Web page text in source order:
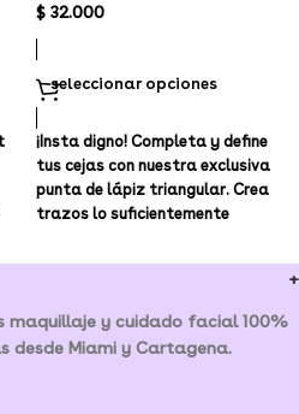
$ 32.000
seleccionar opciones
¡Insta digno! Completa y define
tus cejas con nuestra exclusiva
punta de lápiz triangular. Crea
trazos lo suficientemente
maquillaje y cuidado facial 100%
desde Miami y Cartagena.